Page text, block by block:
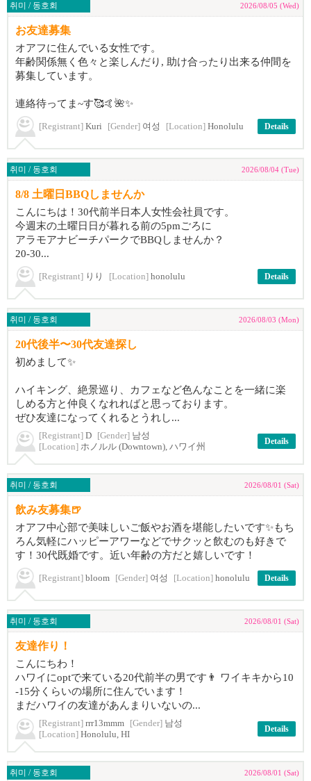
취미 / 동호회 2026/08/05 (Wed)
お友達募集
オアフに住んでいる女性です。
年齢関係無く色々と楽しんだり, 助け合ったり出来る仲間を
募集しています。
連絡待ってま~す🥰🤙🌺✨️
[Registrant] Kuri [Gender] 여성 [Location] Honolulu Details
취미 / 동호회 2026/08/04 (Tue)
8/8 土曜日BBQしませんか
こんにちは！30代前半日本人女性会社員です。
今週末の土曜日日が暮れる前の5pmごろに
アラモアナビーチパークでBBQしませんか？
20-30...
[Registrant] りり [Location] honolulu Details
취미 / 동호회 2026/08/03 (Mon)
20代後半〜30代友達探し
初めまして✨
ハイキング、絶景巡り、カフェなど色んなことを一緒に楽
しめる方と仲良くなれればと思っております。
ぜひ友達になってくれるとうれし...
[Registrant] D [Gender] 남성
[Location] ホノルル (Downtown), ハワイ州
Details
취미 / 동호회 2026/08/01 (Sat)
飲み友募集🍺
オアフ中心部で美味しいご飯やお酒を堪能したいです✨もち
ろん気軽にハッピーアワーなどでサクッと飲むのも好きで
す！30代既婚です。近い年齢の方だと嬉しいです！
[Registrant] bloom [Gender] 여성 [Location] honolulu Details
취미 / 동호회 2026/08/01 (Sat)
友達作り！
こんにちわ！
ハワイにoptで来ている20代前半の男です👨 ワイキキから10
-15分くらいの場所に住んでいます！
まだハワイの友達があんまりいないの...
[Registrant] rrr13mmm [Gender] 남성
[Location] Honolulu, HI
Details
취미 / 동호회 2026/08/01 (Sat)